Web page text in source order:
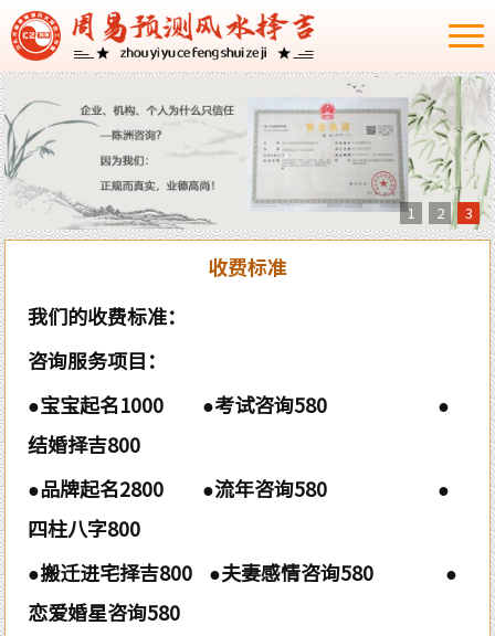
1 2 3
收费标准
我们的收费标准：
咨询服务项目：
●宝宝起名1000 ●考试咨询580 ●
结婚择吉800
●品牌起名2800 ●流年咨询580 ●
四柱八字800
●搬迁进宅择吉800 ●夫妻感情咨询580 ●
恋爱婚星咨询580